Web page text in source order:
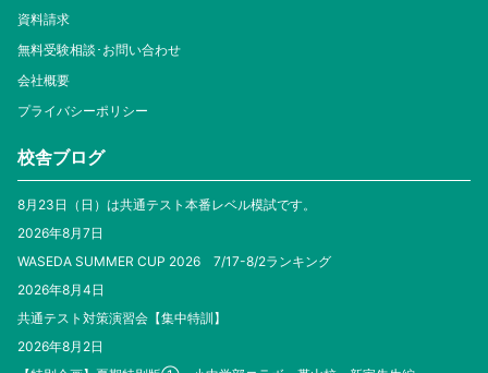
資料請求
無料受験相談･お問い合わせ
会社概要
プライバシーポリシー
校舎ブログ
8月23日（日）は共通テスト本番レベル模試です。
2026年8月7日
WASEDA SUMMER CUP 2026 7/17-8/2ランキング
2026年8月4日
共通テスト対策演習会【集中特訓】
2026年8月2日